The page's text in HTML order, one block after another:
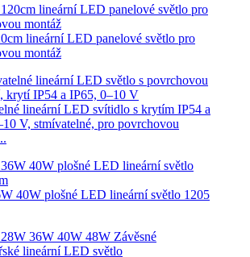
lineární LED panelové světlo pro
montáž
lineární LED svítidlo s krytím IP54 a
V, stmívatelné, pro povrchovou
40W plošné LED lineární světlo 1205